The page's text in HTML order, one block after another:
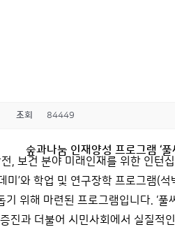
조회 84449
숲과나눔 인재양성 프로그램 ‘풀
, 보건 분야 미래인재를 위한 인턴
미’와 학업 및 연구장학 프로그램(
위해 마련된 프로그램입니다. ‘
진과 더불어 시민사회에서 실질적